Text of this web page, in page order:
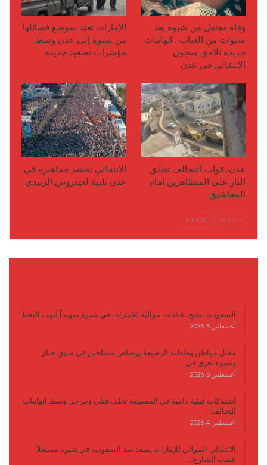
وفاة معتقل من شبوة بعد
سنوات من الغياب.. اتهامات
جديدة تلاحق سجون
الانتقالي في عدن
الإمارات تعيد تموضع فصائلها
من شبوة إلى عدن وسط
مؤشرات تصعيد جديدة
عدن..قوات التحالف تطلق
النار على المتظاهرين امام
المعاشيق
الانتقالي يحشد جماهيره في
عدن تلبية لعيدروس الزبيدي
NEXT
السعودية تطيح بقيادات موالية للإمارات في شبوة تمهيداً لنهب النفط
أغسطس 6, 2026
مقتل مواطن وطفلته الرضيعة برصاص مسلحين في سوق حبان..
وشبوة تغرق في…
أغسطس 6, 2026
اشتباكات قبلية دامية في المصينعة تخلف قتلى وجرحى وسط اتهامات
للتحالف…
أغسطس 4, 2026
الانتقالي الموالي للإمارات يصعد ضد السعودية في شبوة مستغلاً
غضب الشارع…